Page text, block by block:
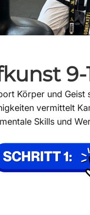
9-
Körper und Geist
vermittelt
mentale Skills und